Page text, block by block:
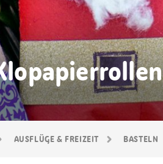
AUSFLÜGE & FREIZEIT BASTELN